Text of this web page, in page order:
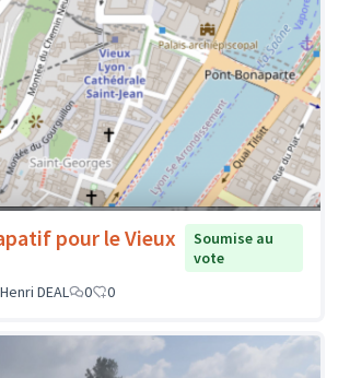
pour le Vieux
Soumise au
vote
DEAL
0 0